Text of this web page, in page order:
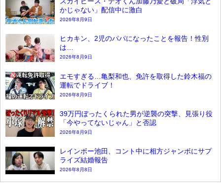
かじゃない」配信中に激白
2026年8月9日
ヒカキン、2児のパパになったことを報告！性別
は…
2026年8月9日
エモすぎる…亀梨和也、免許を取得した鈴木福の
運転でドライブ！
2026年8月9日
39万円ぼったくられた男が逆襲の突撃、見張り役
「今やってないじゃん」と否認
2026年8月9日
レインボー池田、コント中に相方ジャンボにサプ
ライズ結婚報告
2026年8月8日